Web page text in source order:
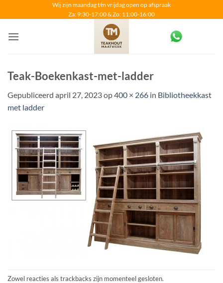
naar
Wij zijn maandag t/m vrijdag open op afspraak
Za: 9:30-17:00 & Zo: 11:00-16:00
Teak-Boekenkast-met-ladder
Gepubliceerd april 27, 2023op400 × 266 in Bibliotheekkast
met ladder
Zowel reacties als trackbacks zijn momenteel gesloten.